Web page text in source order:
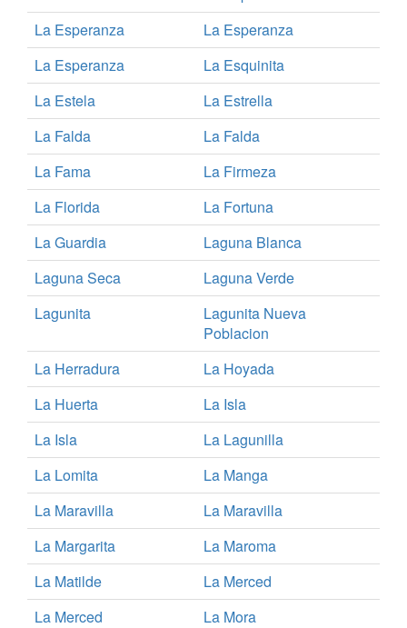
La Esperanza
La Esperanza
La Esperanza
La Esquinita
La Estela
La Estrella
La Falda
La Falda
La Fama
La Firmeza
La Florida
La Fortuna
La Guardia
Laguna Blanca
Laguna Seca
Laguna Verde
Lagunita
Lagunita Nueva
Poblacion
La Herradura
La Hoyada
La Huerta
La Isla
La Isla
La Lagunilla
La Lomita
La Manga
La Maravilla
La Maravilla
La Margarita
La Maroma
La Matilde
La Merced
La Merced
La Mora